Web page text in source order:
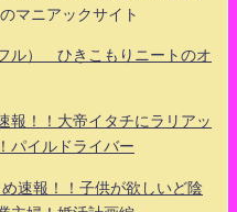
マニアックサイト
ル） ひきこもりニートのオ
報！！大帝イタチにラリアッ
パイルドライバー
速報！！子供が欲しいど陰